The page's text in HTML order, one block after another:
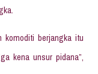
komoditi berjangka itu
kena unsur pidana”,